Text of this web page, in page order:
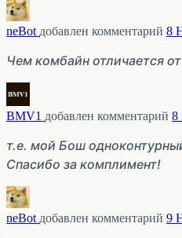
neBot добавлен комментарий 8
Чем комбайн отличается
BMV1 добавлен комментарий 8
т.е. мой Бош
Спасибо за комплимент!
neBot добавлен комментарий 9